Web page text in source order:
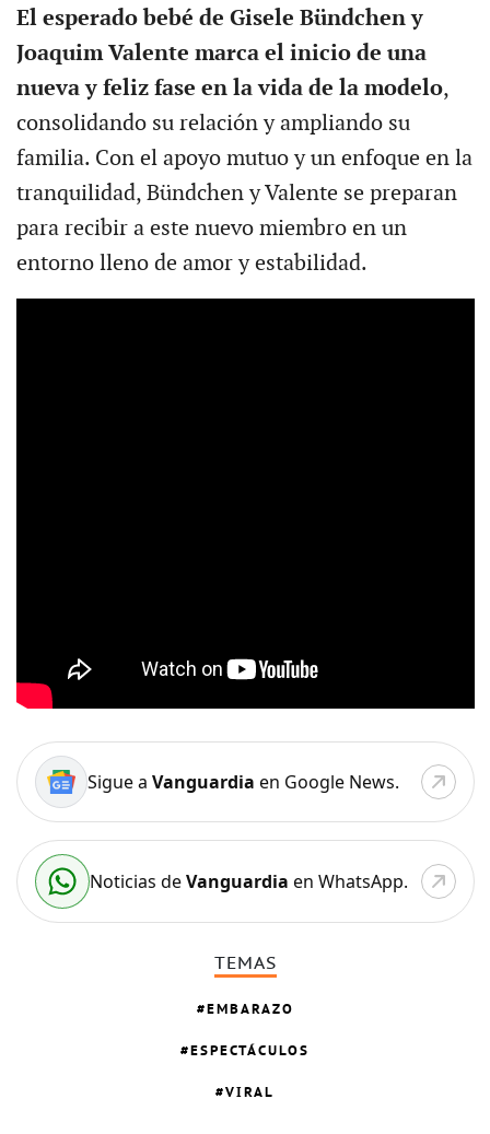
El esperado bebé de Gisele Bündchen y
Joaquim Valente marca el inicio de una
nueva y feliz fase en la vida de la modelo,
consolidando su relación y ampliando su
familia. Con el apoyo mutuo y un enfoque en la
tranquilidad, Bündchen y Valente se preparan
para recibir a este nuevo miembro en un
entorno lleno de amor y estabilidad.
Sigue a Vanguardia en Google News.
Noticias deVanguardia en WhatsApp.
TEMAS
EMBARAZO
ESPECTÁCULOS
VIRAL